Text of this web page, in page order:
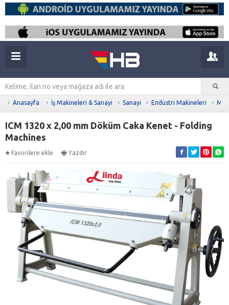
Anasayfa İş Makineleri & Sanayi Sanayi Endüstri Makineleri
ICM 1320 x 2,00 mm Döküm Caka Kenet - Folding
Machines
Favorilere ekle Yazdır